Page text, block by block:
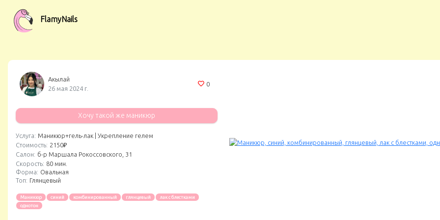
FlamyNails
Акылай
26 мая 2024 г.
0
Хочу такой же маникюр
Услуга: Маникюр+гель-лак | Укрепление гелем
Стоимость: 2150₽
Салон: б-р Маршала Рокоссовского, 31
Скорость: 80 мин.
Форма: Овальная
Топ: Глянцевый
Маникюр синий комбинированный глянцевый
лак с блестками
однотон